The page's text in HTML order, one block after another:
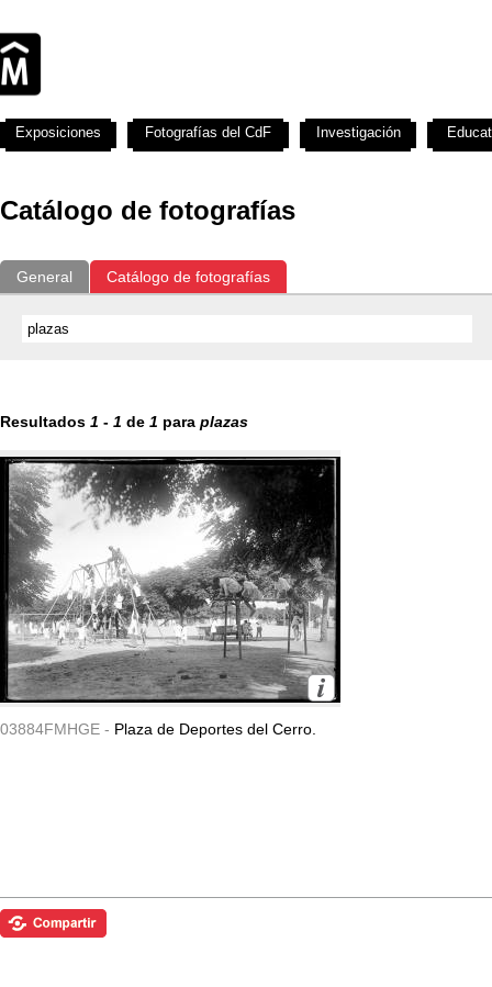
Catálogo de fotografías
General Catálogo de fotografías
Resultados 1 - 1 de 1 para plazas
03884FMHGE - Plaza de Deportes del Cerro.
Exposiciones Fotografías del CdF Investigación